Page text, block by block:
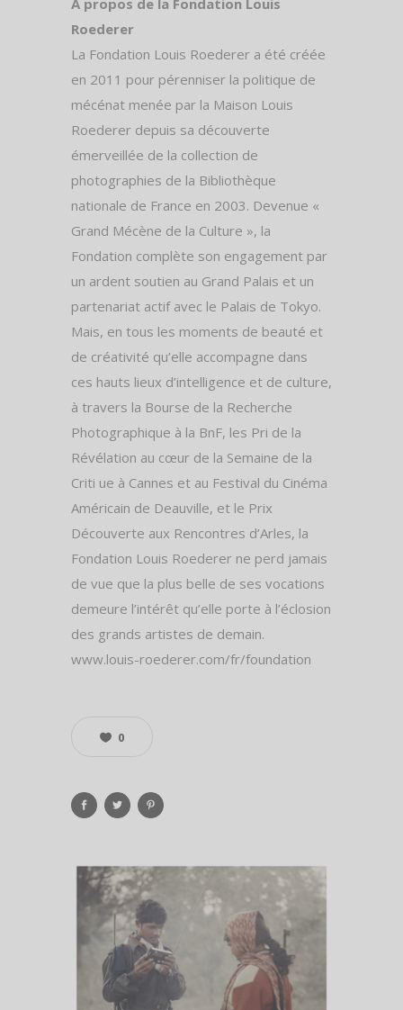
À propos de la Fondation Louis
Roederer
La Fondation Louis Roederer a été créée
en 2011 pour pérenniser la politique de
mécénat menée par la Maison Louis
Roederer depuis sa découverte
émerveillée de la collection de
photographies de la Bibliothèque
nationale de France en 2003. Devenue «
Grand Mécène de la Culture », la
Fondation complète son engagement par
un ardent soutien au Grand Palais et un
partenariat actif avec le Palais de Tokyo.
Mais, en tous les moments de beauté et
de créativité qu’elle accompagne dans
ces hauts lieux d’intelligence et de culture,
à travers la Bourse de la Recherche
Photographique à la BnF, les Pri de la
Révélation au cœur de la Semaine de la
Criti ue à Cannes et au Festival du Cinéma
Américain de Deauville, et le Prix
Découverte aux Rencontres d’Arles, la
Fondation Louis Roederer ne perd jamais
de vue que la plus belle de ses vocations
demeure l’intérêt qu’elle porte à l’éclosion
des grands artistes de demain.
www.louis-roederer.com/fr/foundation
0